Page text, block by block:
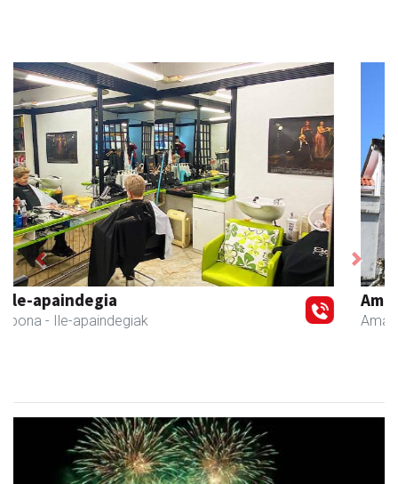
Amasa-Villabonako Udala
Amasa-Villabona - Udaletxeak
Previous Next